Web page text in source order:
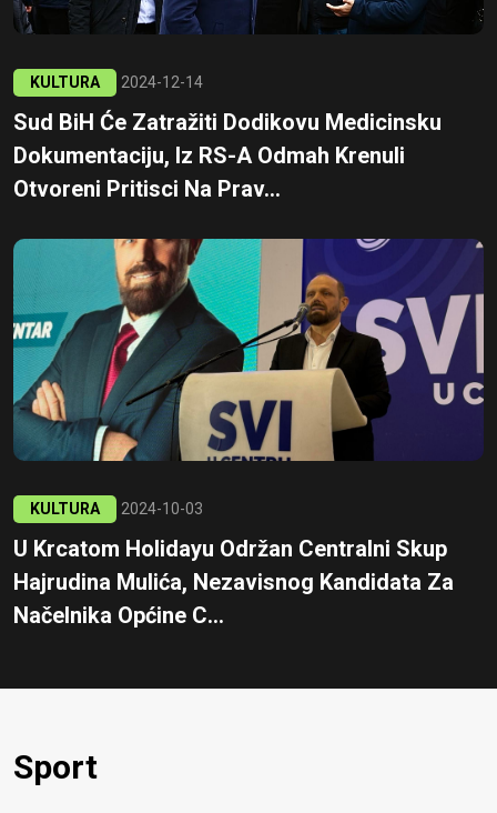
KULTURA 2024-12-14
Sud BiH Će Zatražiti Dodikovu Medicinsku
Dokumentaciju, Iz RS-A Odmah Krenuli
Otvoreni Pritisci Na Prav...
KULTURA 2024-10-03
U Krcatom Holidayu Održan Centralni Skup
Hajrudina Mulića, Nezavisnog Kandidata Za
Načelnika Općine C...
Sport